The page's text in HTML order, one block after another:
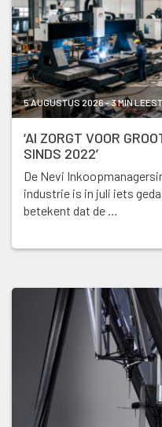
5 AUGUSTUS 2026 - 3 MIN
‘AI ZORGT VOOR
SINDS 2022’
De Nevi
industrie is in juli iets
betekent dat de …